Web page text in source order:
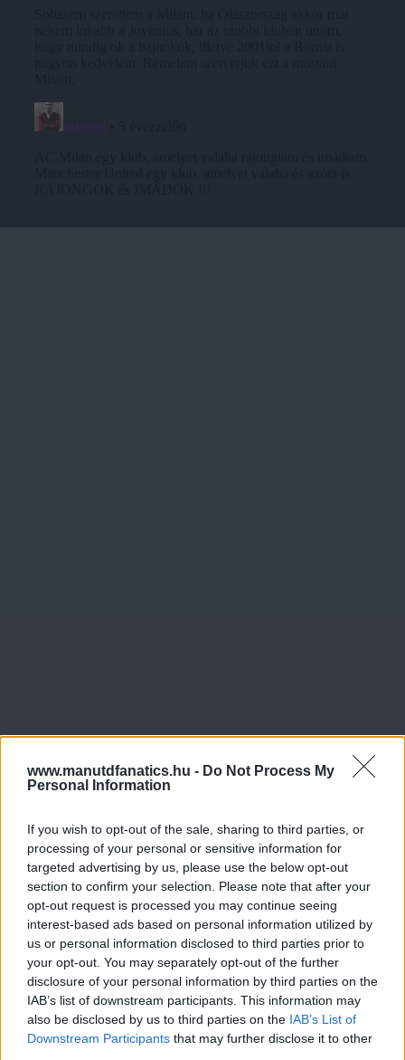
www.manutdfanatics.hu - Do Not Process My
Personal Information
If you wish to opt-out of the sale, sharing to third parties, or
processing of your personal or sensitive information for
targeted advertising by us, please use the below opt-out
section to confirm your selection. Please note that after your
opt-out request is processed you may continue seeing
interest-based ads based on personal information utilized by
us or personal information disclosed to third parties prior to
your opt-out. You may separately opt-out of the further
disclosure of your personal information by third parties on the
IAB’s list of downstream participants. This information may
also be disclosed by us to third parties on the IAB’s List of
Downstream Participants that may further disclose it to other